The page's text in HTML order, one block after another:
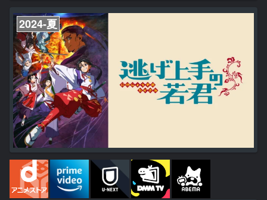
れたため拷問を受け、投獄されていたというフベルト。 彼が研究...
2024-夏